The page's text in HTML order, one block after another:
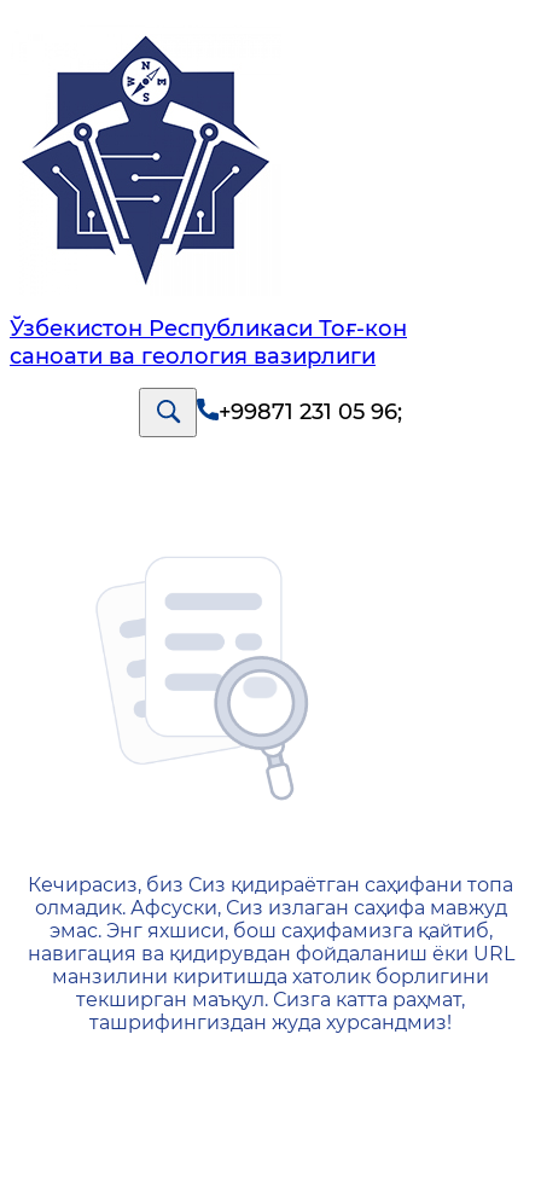
Ўзбекистон Республикаси Тоғ-кон
саноати ва геология вазирлиги
+99871 231 05 96;
404 — Страница не
Кечирасиз, биз Сиз қидираётган саҳифани топа
олмадик. Афсуски, Сиз излаган саҳифа мавжуд
эмас. Энг яхшиси, бош саҳифамизга қайтиб,
навигация ва қидирувдан фойдаланиш ёки URL
манзилини киритишда хатолик борлигини
текширган маъқул. Сизга катта раҳмат,
ташрифингиздан жуда хурсандмиз!